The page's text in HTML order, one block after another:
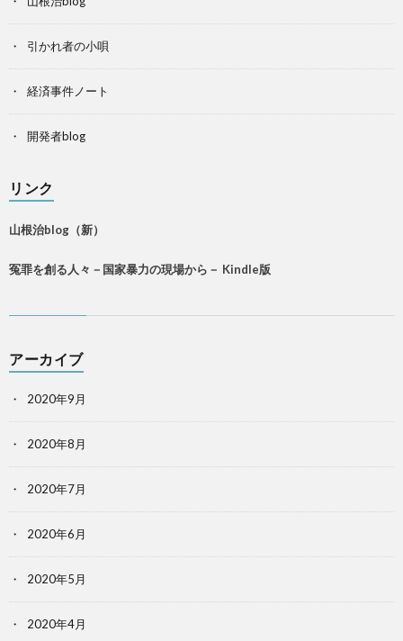
引かれ者の小唄
経済事件ノート
開発者blog
リンク
山根治blog（新）
冤罪を創る人々－国家暴力の現場から－ Kindle版
アーカイブ
2020年9月
2020年8月
2020年7月
2020年6月
2020年5月
2020年4月